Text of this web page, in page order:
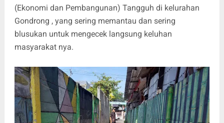
(Ekonomi dan Pembangunan) Tangguh di kelurahan
Gondrong , yang sering memantau dan sering
blusukan untuk mengecek langsung keluhan
masyarakat nya.